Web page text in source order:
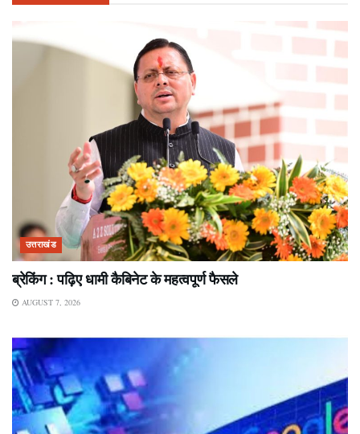
उत्तराखंड
ब्रेकिंग : पढ़िए धामी कैबिनेट के महत्वपूर्ण फैसले
AUGUST 7, 2026